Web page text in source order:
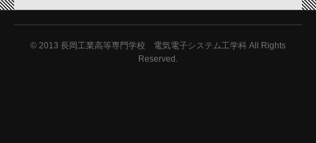
© 2013 長岡工業高等専門学校 電気電子システム工学科 All Rights
Reserved.